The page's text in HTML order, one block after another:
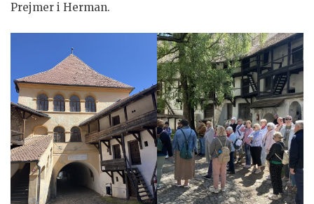
Prejmer i Herman.